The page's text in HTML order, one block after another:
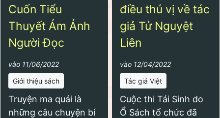
Cuốn Tiểu
Thuyết Ám Ảnh
Người Đọc
vào 11/06/2022
Giới thiệu sách
Truyện ma quái là
những câu chuyện bí
điều thú vị về tác
giả Tử Nguyệt
Liên
vào 12/04/2022
Tác giả Việt
Cuộc thi Tái Sinh do
Ổ Sách tổ chức đã